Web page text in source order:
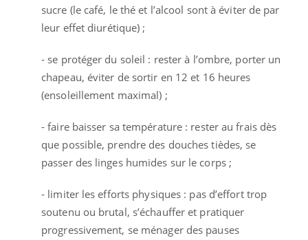
sucre (le café, le thé et l’alcool sont à éviter de par
leur effet diurétique) ;
- se protéger du soleil : rester à l’ombre, porter un
chapeau, éviter de sortir en 12 et 16 heures
(ensoleillement maximal) ;
- faire baisser sa température : rester au frais dès
que possible, prendre des douches tièdes, se
passer des linges humides sur le corps ;
- limiter les efforts physiques : pas d’effort trop
soutenu ou brutal, s’échauffer et pratiquer
progressivement, se ménager des pauses